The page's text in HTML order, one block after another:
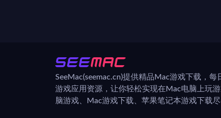
SeeMac(seemac.cn)提供精品Mac游戏下载，
游戏应用资源，让你轻松实现在Mac电脑上玩
脑游戏、Mac游戏下载、苹果笔记本游戏下载